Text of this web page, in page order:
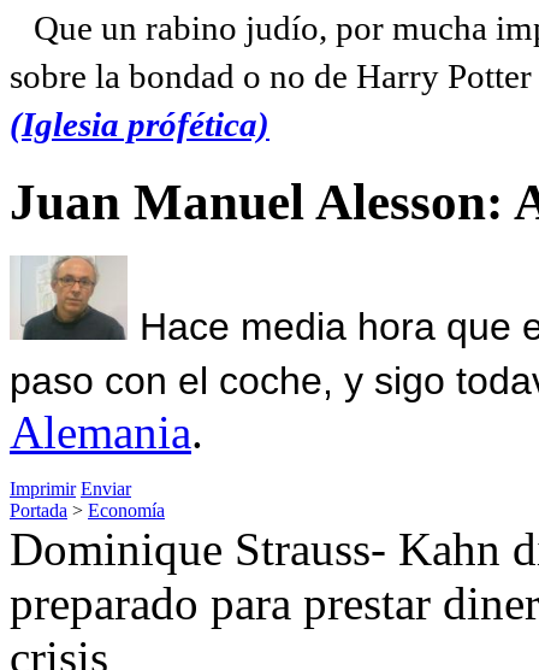
Que un rabino judío, por mucha
sobre la bondad o no de Harry
(Iglesia prófética)
Juan Manuel Alesson:
Hace media hora que
paso con el coche, y sigo
Alemania.
Imprimir Enviar
Portada > Economía
Dominique Strauss- Kahn
preparado para prestar
crisis